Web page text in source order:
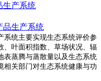
生产系统
系统主要实现生态系统评价参
、叶面积指数、草场状况、辐
表蒸腾与蒸散量以及生态系统
相关部门对生态系统健康与功